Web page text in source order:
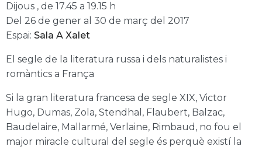
Dijous , de 17.45 a 19.15 h
Del 26 de gener al 30 de març del 2017
Espai: Sala A Xalet
El segle de la literatura russa i dels naturalistes i
romàntics a França
Si la gran literatura francesa de segle XIX, Victor
Hugo, Dumas, Zola, Stendhal, Flaubert, Balzac,
Baudelaire, Mallarmé, Verlaine, Rimbaud, no fou el
major miracle cultural del segle és perquè existí la